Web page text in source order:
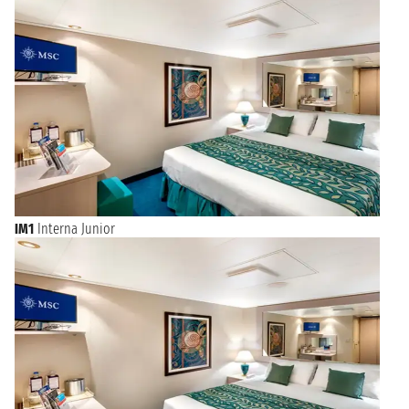
Il periodo migliore per una crociera da Fort de France va da
novembre ad aprile, i mesi più freschi e secchi in questa
regione. Lecrociere da Fort de France
sono ideali per gli
amanti del mare che potranno prendere il sole o fare
snorkeling tra coloratissimi pesci tropicali.
Anche le famiglie con bambini sono benvenute a Fort de
France: troveranno spiagge dove giocare e molte attività da
realizzare tutti insieme in questa graziosa città prima di
salpare per la crociera. Sfoglia qui di seguito le crociere da Fort
de France, trova l'itinerario giusto per te al miglior prezzo e
prenota una crociera indimenticabile per una vacanza
invernale all'insegna del sole e del mare!
IM1 Interna Junior